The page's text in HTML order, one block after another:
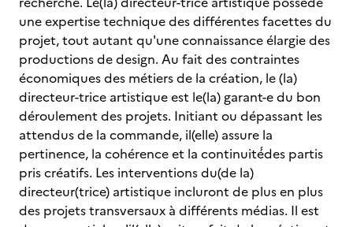
une expertise technique des différentes facettes du
projet, tout autant qu'une connaissance élargie des
productions de design. Au fait des contraintes
économiques des métiers de la création, le (la)
directeur-trice artistique est le(la) garant-e du bon
déroulement des projets. Initiant ou dépassant les
attendus de la commande, il(elle) assure la
pertinence, la cohérence et la continuité́des partis
pris créatifs. Les interventions du(de la)
directeur(trice) artistique incluront de plus en plus
des projets transversaux à différents médias. Il est